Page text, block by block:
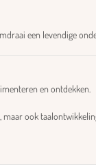
een levendige
en ontdekken.
ook